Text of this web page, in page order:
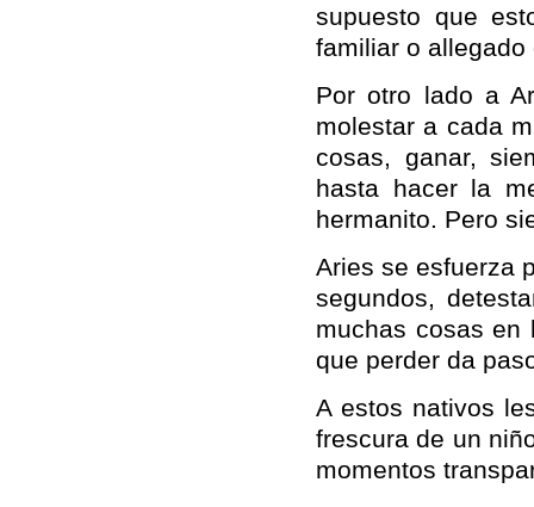
supuesto que
familiar o
Por otro lado a
molestar a cada
cosas, ganar,
hasta hacer la
hermanito. Pero
Aries se esfuerza
segundos,
muchas cosas en
que perder da
A estos nativos
frescura de un
momentos